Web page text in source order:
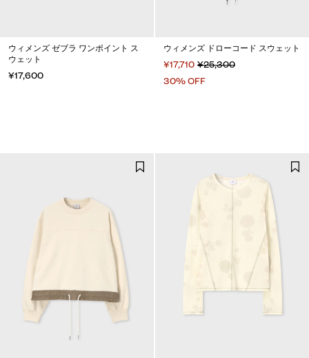
ウィメンズ ゼブラ ワンポイント ス
ウェット
¥17,600
ウィメンズ ドローコード スウェット
¥17,710 ¥25,300
30% OFF